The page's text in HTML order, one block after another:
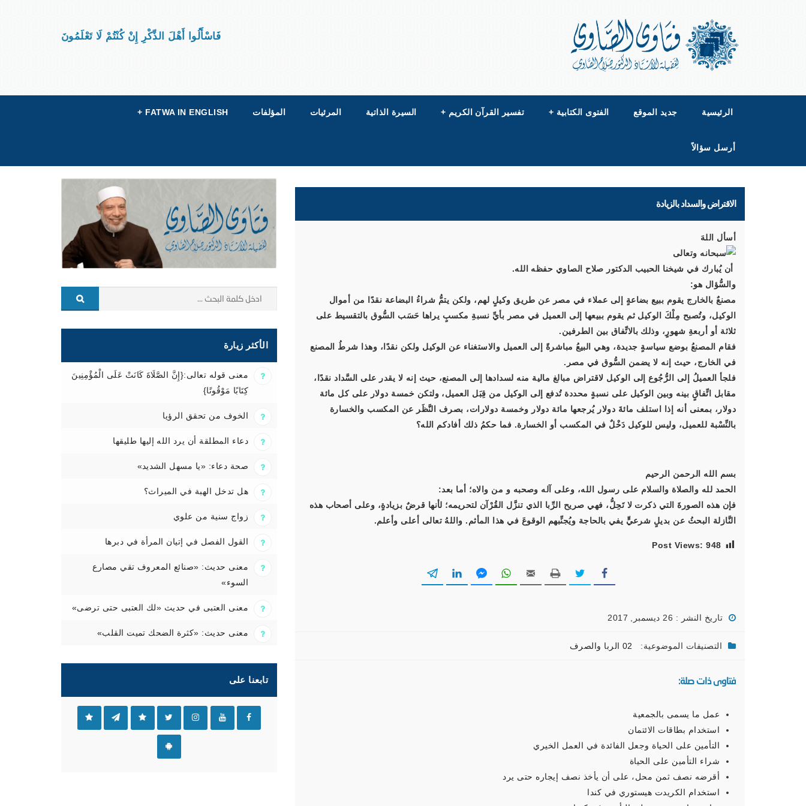
فَاسْأَلُوا أَهْلَ الذِّكْرِ إِنْ كُنْتُمْ لَا تَعْلَمُونَ
الرئيسية جديد الموقع الفتوى الكتابية + تفسير القرآن الكريم + السيرة الذاتية المرئيات المؤلفات FATWA IN ENGLISH
+
أرسل سؤالاً
الاقتراض والسداد بالزيادة
أسأل اللهَ
أن يُبارك في شيخنا الحبيب الدكتور صلاح الصاوي حفظه الله.
والسُّؤال هو:
مصنعٌ بالخارج يقوم ببيع بضاعةٍ إلى عملاء في مصر عن طريق وكيلٍ لهم، ولكن يتمُّ شراءُ البضاعة نقدًا من أموال
الوكيل، وتُصبح مِلْكَ الوكيل ثم يقوم ببيعها إلى العميل في مصر بأيِّ نسبةِ مكسبٍ يراها حَسَب السُّوق بالتقسيط على
ثلاثة أو أربعةِ شهورٍ، وذلك بالاتِّفاق بين الطرفين.
فقام المصنعُ بوضع سياسةٍ جديدة، وهي البيعُ مباشرةً إلى العميل والاستغناء عن الوكيل ولكن نقدًا، وهذا شرطُ المصنع
في الخارج، حيث إنه لا يضمن السُّوق في مصر.
فلجأ العميلُ إلى الرُّجُوع إلى الوكيل لاقتراض مبالغ مالية منه لسدادها إلى المصنع، حيث إنه لا يقدر على السَّداد نقدًا،
مقابل اتِّفاقٍ بينه وبين الوكيل على نسبةٍ محددة تُدفع إلى الوكيل من قِبَل العميل، ولتكن خمسة دولار على كل مائة
دولار، بمعنى أنه إذا استلف مائةَ دولار يُرجعها مائة دولار وخمسة دولارات، بصرف النَّظَر عن المكسب والخسارة
بالنِّسْبة للعميل، وليس للوكيل دَخْلٌ في المكسب أو الخسارة. فما حكمُ ذلك أفادكم الله؟
بسم الله الرحمن الرحيم
الحمد لله والصلاة والسلام على رسول الله، وعلى آله وصحبه و من والاه؛ أما بعد:
فإن هذه الصورةَ التي ذكرت لا تَحِلُّ، فهي صريح الرِّبا الذي تنزَّل القُرْآن لتحريمه؛ لأنها قرضٌ بزيادةٍ، وعلى أصحاب هذه
النَّازلة البحثُ عن بديلٍ شرعيٍّ يفي بالحاجة ويُجنِّبهم الوقوعَ في هذا المأثم. واللهُ تعالى أعلى وأعلم.
Post Views: 948
تاريخ النشر : 26 ديسمبر, 2017
التصنيفات الموضوعية: 02 الربا والصرف
فتاوى ذات صلة:
عمل ما يسمى بالجمعية
استخدام بطاقات الائتمان
التأمين على الحياة وجعل الفائدة في العمل الخيري
شراء التأمين على الحياة
أقرضه نصف ثمن محل، على أن يأخذ نصف إيجاره حتى يرد
استخدام الكريدت هيستوري في كندا
الأكثر زيارة
معنى قوله تعالى:{إِنَّ الصَّلَاةَ كَانَتْ عَلَى الْمُؤْمِنِينَ
كِتَابًا مَوْقُوتًا}
الخوف من تحقق الرؤيا
دعاء المطلقة أن يرد الله إليها طليقها
صحة دعاء: «يا مسهل الشديد»
هل تدخل الهبة في الميراث؟
زواج سنية من علوي
القول الفصل في إتيان المرأة في دبرها
معنى حديث: «صنائع المعروف تقي مصارع
السوء»
معنى العتبى في حديث «لك العتبى حتى ترضى»
معنى حديث: «كثرة الضحك تميت القلب»
تابعنا على